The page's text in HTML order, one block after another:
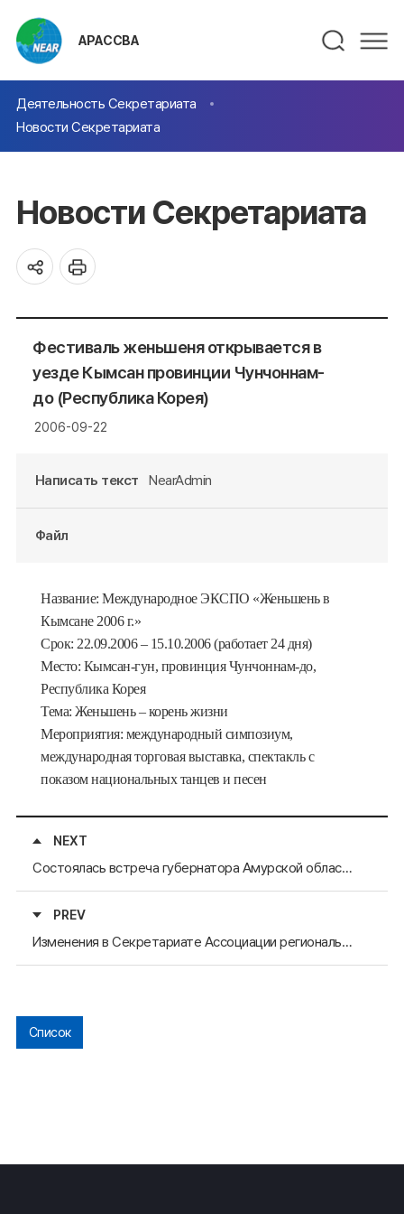
АРАССВА
Деятельность Секретариата
Новости Секретариата
Новости Секретариата
Фестиваль женьшеня открывается в
уезде Кымсан провинции Чунчоннам-
до (Республика Корея)
2006-09-22
Написать текст NearAdmin
Файл
Название: Международное ЭКСПО «Женьшень в
Кымсане 2006 г.»
Срок: 22.09.2006 – 15.10.2006 (работает 24 дня)
Место: Кымсан-гун, провинция Чунчоннам-до,
Республика Корея
Тема: Женьшень – корень жизни
Мероприятия: международный симпозиум,
международная торговая выставка, спектакль с
показом национальных танцев и песен
NEXT
Состоялась встреча губернатора Амурской области Л.В. Короткова с делегацией Республики Корея
PREV
Изменения в Секретариате Ассоциации региональных администраций стран Северо-Восточной Азии
Список